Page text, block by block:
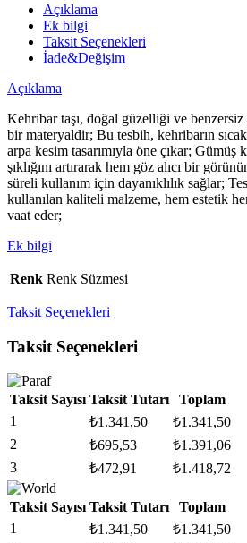
Açıklama
Ek bilgi
Taksit Seçenekleri
İade&Değişim
Açıklama
Kehribar taşı, doğal güzelliği ve
bir materyaldir; Bu tesbih, kehribarın
arpa kesim tasarımıyla öne çıkar; Gümüş
şıklığını artırarak hem göz alıcı bir
süreli kullanım için dayanıklılık sağlar;
kullanılan kaliteli malzeme, hem estetik
vaat eder;
Ek bilgi
Renk Renk Süzmesi
Taksit Seçenekleri
Taksit Seçenekleri
Taksit Sayısı Taksit Tutarı
Toplam
1
₺1.341,50 ₺1.341,50
2
₺695,53 ₺1.391,06
3
₺472,91 ₺1.418,72
Taksit Sayısı Taksit Tutarı
Toplam
1
₺1.341,50 ₺1.341,50